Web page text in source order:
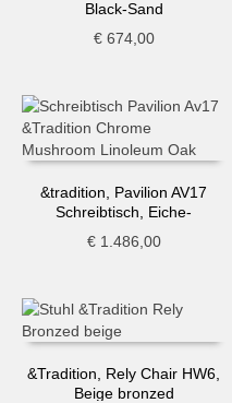
Black-Sand
€674,00
&tradition, Pavilion AV17
Schreibtisch, Eiche-
€1.486,00
&Tradition, Rely Chair HW6,
Beige bronzed